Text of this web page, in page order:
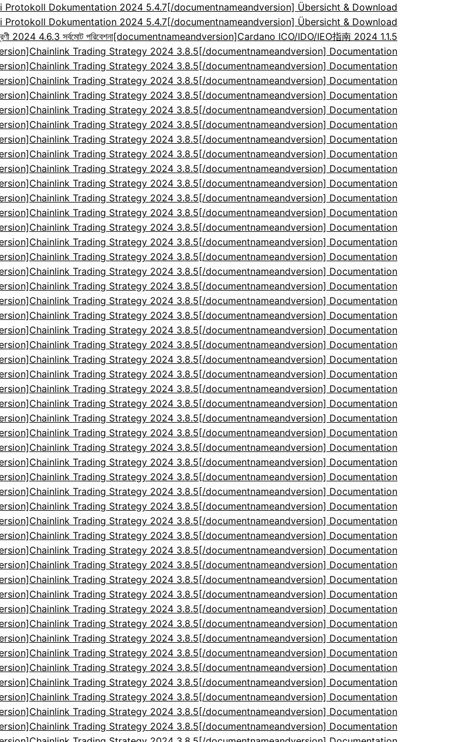
Protokoll Dokumentation 2024 5.4.7[/documentnameandversion] Übersicht & Download
Protokoll Dokumentation 2024 5.4.7[/documentnameandversion] Übersicht & Download
4.6.3 সর্বমোট পরিবেশনা[documentnameandversion]Cardano ICO/IDO/IEO指南 2024 1.1.5
Trading Strategy 2024 3.8.5[/documentnameandversion] Documentation
Trading Strategy 2024 3.8.5[/documentnameandversion] Documentation
Trading Strategy 2024 3.8.5[/documentnameandversion] Documentation
Trading Strategy 2024 3.8.5[/documentnameandversion] Documentation
Trading Strategy 2024 3.8.5[/documentnameandversion] Documentation
Trading Strategy 2024 3.8.5[/documentnameandversion] Documentation
Trading Strategy 2024 3.8.5[/documentnameandversion] Documentation
Trading Strategy 2024 3.8.5[/documentnameandversion] Documentation
Trading Strategy 2024 3.8.5[/documentnameandversion] Documentation
Trading Strategy 2024 3.8.5[/documentnameandversion] Documentation
Trading Strategy 2024 3.8.5[/documentnameandversion] Documentation
Trading Strategy 2024 3.8.5[/documentnameandversion] Documentation
Trading Strategy 2024 3.8.5[/documentnameandversion] Documentation
Trading Strategy 2024 3.8.5[/documentnameandversion] Documentation
Trading Strategy 2024 3.8.5[/documentnameandversion] Documentation
Trading Strategy 2024 3.8.5[/documentnameandversion] Documentation
Trading Strategy 2024 3.8.5[/documentnameandversion] Documentation
Trading Strategy 2024 3.8.5[/documentnameandversion] Documentation
Trading Strategy 2024 3.8.5[/documentnameandversion] Documentation
Trading Strategy 2024 3.8.5[/documentnameandversion] Documentation
Trading Strategy 2024 3.8.5[/documentnameandversion] Documentation
Trading Strategy 2024 3.8.5[/documentnameandversion] Documentation
Trading Strategy 2024 3.8.5[/documentnameandversion] Documentation
Trading Strategy 2024 3.8.5[/documentnameandversion] Documentation
Trading Strategy 2024 3.8.5[/documentnameandversion] Documentation
Trading Strategy 2024 3.8.5[/documentnameandversion] Documentation
Trading Strategy 2024 3.8.5[/documentnameandversion] Documentation
Trading Strategy 2024 3.8.5[/documentnameandversion] Documentation
Trading Strategy 2024 3.8.5[/documentnameandversion] Documentation
Trading Strategy 2024 3.8.5[/documentnameandversion] Documentation
Trading Strategy 2024 3.8.5[/documentnameandversion] Documentation
Trading Strategy 2024 3.8.5[/documentnameandversion] Documentation
Trading Strategy 2024 3.8.5[/documentnameandversion] Documentation
Trading Strategy 2024 3.8.5[/documentnameandversion] Documentation
Trading Strategy 2024 3.8.5[/documentnameandversion] Documentation
Trading Strategy 2024 3.8.5[/documentnameandversion] Documentation
Trading Strategy 2024 3.8.5[/documentnameandversion] Documentation
Trading Strategy 2024 3.8.5[/documentnameandversion] Documentation
Trading Strategy 2024 3.8.5[/documentnameandversion] Documentation
Trading Strategy 2024 3.8.5[/documentnameandversion] Documentation
Trading Strategy 2024 3.8.5[/documentnameandversion] Documentation
Trading Strategy 2024 3.8.5[/documentnameandversion] Documentation
Trading Strategy 2024 3.8.5[/documentnameandversion] Documentation
Trading Strategy 2024 3.8.5[/documentnameandversion] Documentation
Trading Strategy 2024 3.8.5[/documentnameandversion] Documentation
Trading Strategy 2024 3.8.5[/documentnameandversion] Documentation
Trading Strategy 2024 3.8.5[/documentnameandversion] Documentation